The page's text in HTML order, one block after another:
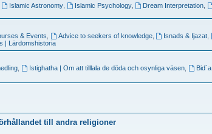
Islamic Astronomy, Islamic Psychology, Dream Interpretation
& Events Advice to seekers of knowledge, Isnads & Ijazat
| Lärdomshistoria
, Istighatha | Om att tilllala de döda och osynliga väsen,
till andra religioner